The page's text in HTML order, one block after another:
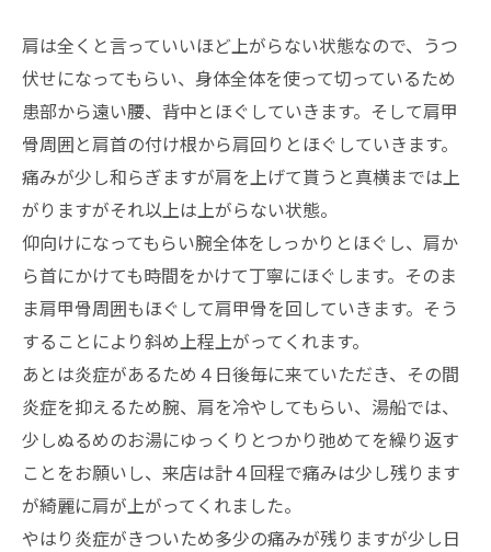
肩は全くと言っていいほど上がらない状態なので、うつ
伏せになってもらい、身体全体を使って切っているため
患部から遠い腰、背中とほぐしていきます。そして肩甲
骨周囲と肩首の付け根から肩回りとほぐしていきます。
痛みが少し和らぎますが肩を上げて貰うと真横までは上
がりますがそれ以上は上がらない状態。
仰向けになってもらい腕全体をしっかりとほぐし、肩か
ら首にかけても時間をかけて丁寧にほぐします。そのま
ま肩甲骨周囲もほぐして肩甲骨を回していきます。そう
することにより斜め上程上がってくれます。
あとは炎症があるため４日後毎に来ていただき、その間
炎症を抑えるため腕、肩を冷やしてもらい、湯船では、
少しぬるめのお湯にゆっくりとつかり弛めてを繰り返す
ことをお願いし、来店は計４回程で痛みは少し残ります
が綺麗に肩が上がってくれました。
やはり炎症がきついため多少の痛みが残りますが少し日